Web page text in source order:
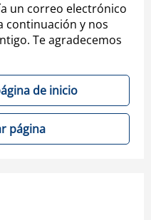
un correo electrónico
continuación y nos
Te agradecemos
de inicio
página